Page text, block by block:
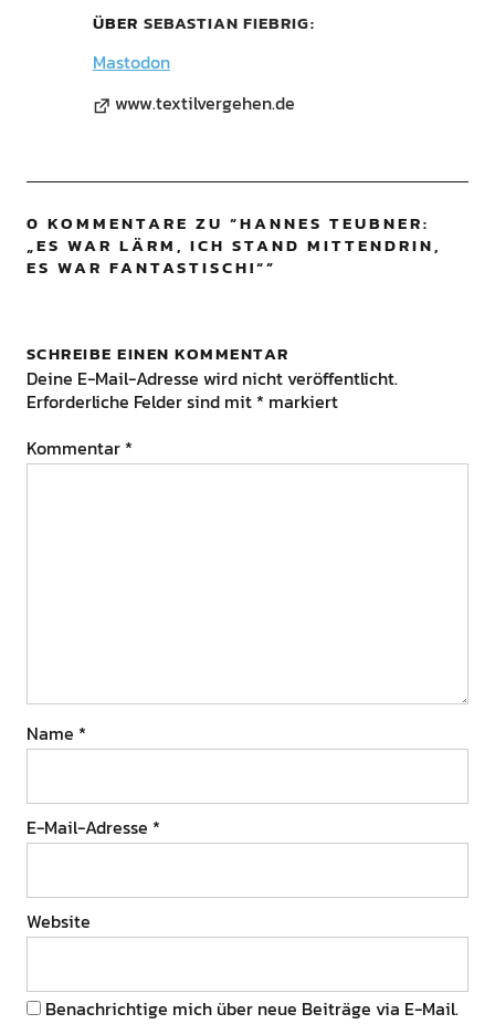
ÜBER SEBASTIAN FIEBRIG
Mastodon
www.textilvergehen.de
0 KOMMENTARE ZU “HANNES TEUBNER:
„ES WAR LÄRM, ICH STAND MITTENDRIN,
ES WAR FANTASTISCH!“”
SCHREIBE EINEN KOMMENTAR
Deine E-Mail-Adresse wird nicht veröffentlicht.
Erforderliche Felder sind mit * markiert
Kommentar *
Name *
E-Mail-Adresse *
Website
Benachrichtige mich über neue Beiträge via E-Mail.